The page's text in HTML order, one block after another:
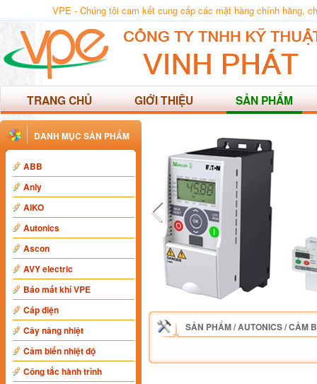
VPE - Chúng tôi cam kết cung cấp các mặt hàng chính hãng,
TRANG CHỦ GIỚI THIỆU SẢN PHẨM
DANH MỤC SẢN PHẨM
ABB
Anly
AIKO
Autonics
Ascon
AVY electric
Báo mất khí VPE
Cáp điện
Cây nâng nhiệt
Cảm biến nhiệt độ
Công tắc hành trình
SẢN PHẨM/AUTONICS/CẢM